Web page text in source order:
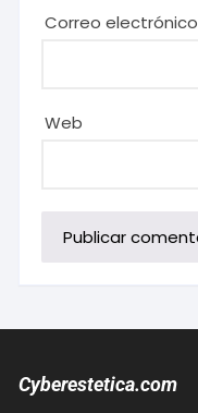
Correo electrónico
Web
Cyberestetica.com